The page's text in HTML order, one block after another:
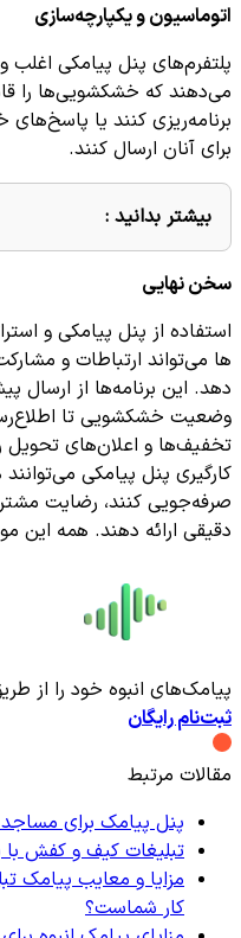
اتوماسیون و یکپارچه‌سازی
پلتفرم‌های پنل پیامکی اغلب
می‌دهند که خشکشویی‌ها را
برنامه‌ریزی کنند یا
برای آنان ارسال کنند.
بیشتر بدانید :
سخن نهایی
استفاده از پنل پیامکی و
ها می‌تواند ارتباطات و
دهد. این برنامه‌ها از ارسال
وضعیت خشکشویی تا
تخفیف‌ها و اعلان‌های
کارگیری پنل پیامکی
صرفه‌جویی کنند، رضایت
دقیقی ارائه دهند. همه این
پیامک‌های انبوه خود را از
ثبت‌نام رایگان
مقالات مرتبط
پنل پیامک برای
تبلیغات کیف و کفش
مزایا و معایب پیامک
کار شماست؟